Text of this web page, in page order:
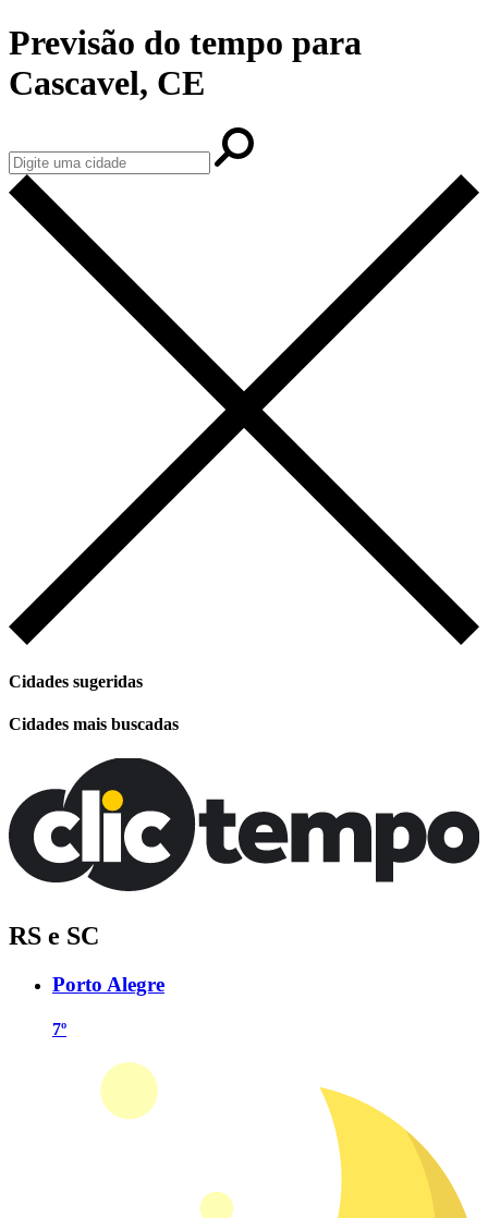
Previsão do tempo para
Cascavel, CE
Cidades sugeridas
Cidades mais buscadas
RS e SC
Porto Alegre
7º